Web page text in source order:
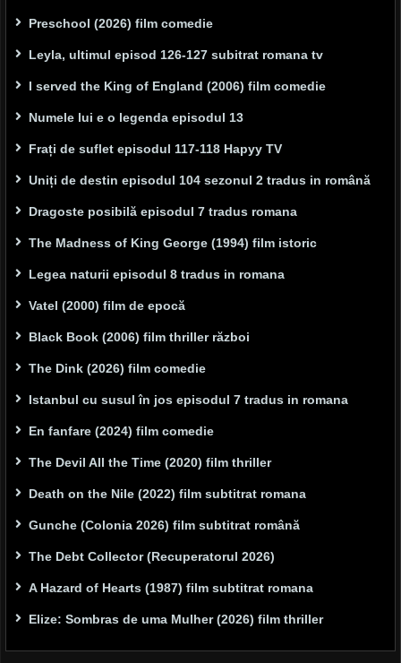
Preschool (2026) film comedie
Leyla, ultimul episod 126-127 subitrat romana tv
I served the King of England (2006) film comedie
Numele lui e o legenda episodul 13
Frați de suflet episodul 117-118 Hapyy TV
Uniți de destin episodul 104 sezonul 2 tradus in română
Dragoste posibilă episodul 7 tradus romana
The Madness of King George (1994) film istoric
Legea naturii episodul 8 tradus in romana
Vatel (2000) film de epocă
Black Book (2006) film thriller război
The Dink (2026) film comedie
Istanbul cu susul în jos episodul 7 tradus in romana
En fanfare (2024) film comedie
The Devil All the Time (2020) film thriller
Death on the Nile (2022) film subtitrat romana
Gunche (Colonia 2026) film subtitrat română
The Debt Collector (Recuperatorul 2026)
A Hazard of Hearts (1987) film subtitrat romana
Elize: Sombras de uma Mulher (2026) film thriller